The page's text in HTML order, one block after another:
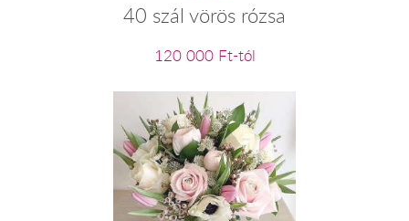
40 szál vörös rózsa
120 000 Ft-tól